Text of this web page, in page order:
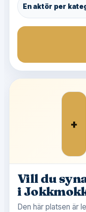
En aktör per
+
Vill du
i
Den här platsen är